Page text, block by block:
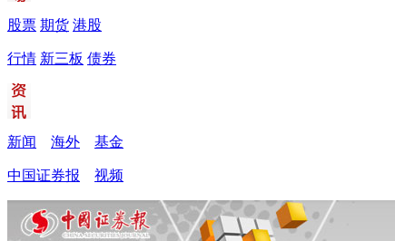
股票 期货 港股
行情 新三板 债券
新闻 海外 基金
中国证券报 视频